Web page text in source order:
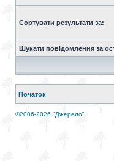
Сортувати результати за:
Шукати повідомлення за
Початок
©2006-2026 "Джерело"